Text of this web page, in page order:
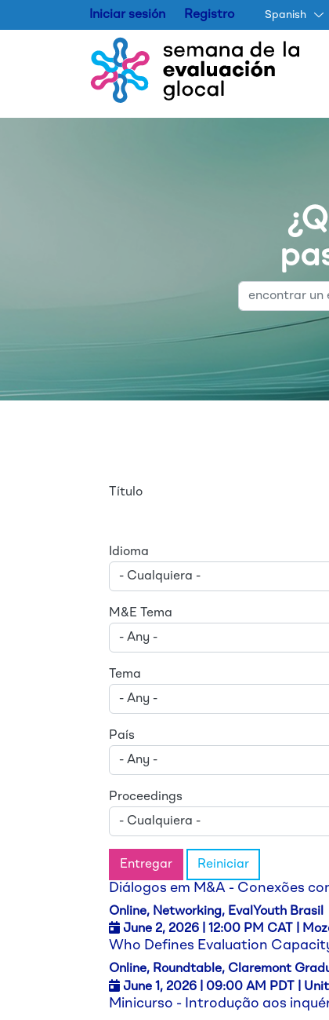
Iniciar sesión Registro Spanish
Título
Idioma
M&E Tema
Tema
País
Proceedings
Entregar Reiniciar
Diálogos em M&A - Conexões
Online, Networking, EvalYouth Brasil
June 2, 2026 | 12:00 PM CAT |
Who Defines Evaluation
Online, Roundtable, Claremont
June 1, 2026 | 09:00 AM PDT |
Minicurso - Introdução aos